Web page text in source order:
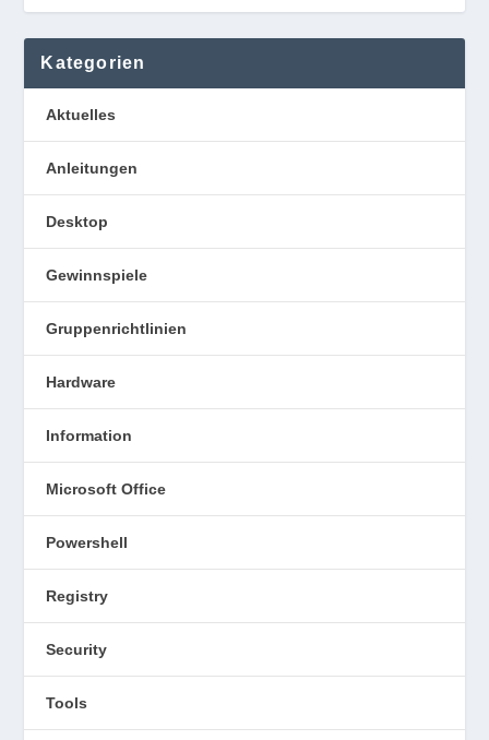
Kategorien
Aktuelles
Anleitungen
Desktop
Gewinnspiele
Gruppenrichtlinien
Hardware
Information
Microsoft Office
Powershell
Registry
Security
Tools